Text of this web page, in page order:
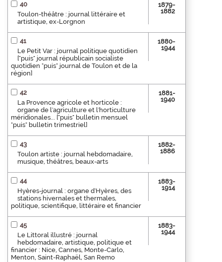
40
Toulon-théâtre : journal littéraire et
artistique, ex-Lorgnon
1879-
1882
41
Le Petit Var : journal politique quotidien
["puis" journal républicain socialiste
quotidien "puis" journal de Toulon et de la
région]
1880-
1944
42
La Provence agricole et horticole :
organe de l'agriculture et l'horticulture
méridionales... ["puis" bulletin mensuel
"puis" bulletin trimestriel]
1881-
1940
43
Toulon artiste : journal hebdomadaire,
musique, théâtres, beaux-arts
1882-
1886
44
Hyères-journal : organe d'Hyères, des
stations hivernales et thermales,
politique, scientifique, littéraire et financier
1883-
1914
45
Le Littoral illustré : journal
hebdomadaire, artistique, politique et
financier : Nice, Cannes, Monte-Carlo,
Menton, Saint-Raphaël, San Remo
1883-
1944